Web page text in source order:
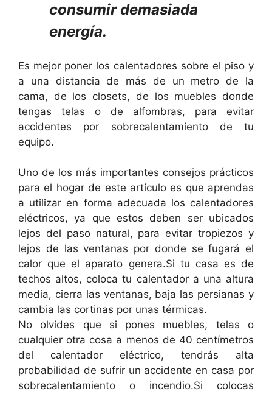
consumir demasiada
energía.
Es mejor poner los calentadores sobre el piso y
a una distancia de más de un metro de la
cama, de los closets, de los muebles donde
tengas telas o de alfombras, para evitar
accidentes por sobrecalentamiento de tu
equipo.
Uno de los más importantes consejos prácticos
para el hogar de este artículo es que aprendas
a utilizar en forma adecuada los calentadores
eléctricos, ya que estos deben ser ubicados
lejos del paso natural, para evitar tropiezos y
lejos de las ventanas por donde se fugará el
calor que el aparato genera.Si tu casa es de
techos altos, coloca tu calentador a una altura
media, cierra las ventanas, baja las persianas y
cambia las cortinas por unas térmicas.
No olvides que si pones muebles, telas o
cualquier otra cosa a menos de 40 centímetros
del calentador eléctrico, tendrás alta
probabilidad de sufrir un accidente en casa por
sobrecalentamiento o incendio.Si colocas